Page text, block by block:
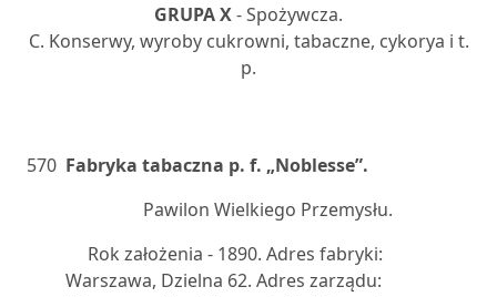
GRUPA X- Spożywcza.
C. Konserwy, wyroby cukrowni, tabaczne, cykorya i t.
p.
570 Fabryka tabaczna p. f. „Noblesse”.
Pawilon Wielkiego Przemysłu.
Rok założenia - 1890. Adres fabryki:
Warszawa, Dzielna 62. Adres zarządu: